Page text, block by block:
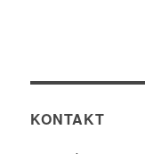
KONTAKT